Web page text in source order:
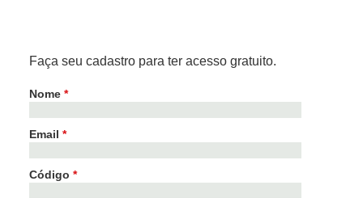
Faça seu cadastro para ter acesso gratuito.
Nome *
Email *
Código *